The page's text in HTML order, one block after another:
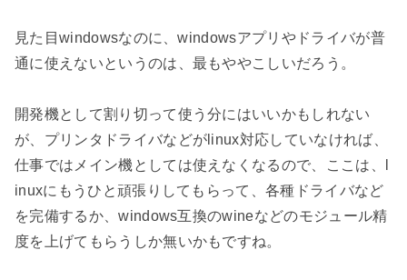
見た目windowsなのに、windowsアプリやドライバが普
通に使えないというのは、最もややこしいだろう。
開発機として割り切って使う分にはいいかもしれない
が、プリンタドライバなどがlinux対応していなければ、
仕事ではメイン機としては使えなくなるので、ここは、l
inuxにもうひと頑張りしてもらって、各種ドライバなど
を完備するか、windows互換のwineなどのモジュール精
度を上げてもらうしか無いかもですね。